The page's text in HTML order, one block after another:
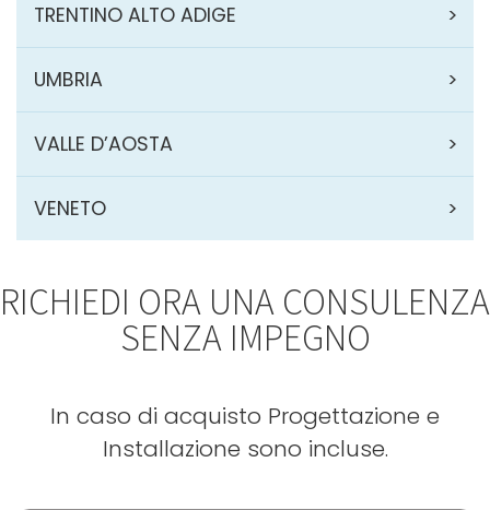
TRENTINO ALTO ADIGE
UMBRIA
VALLE D’AOSTA
VENETO
RICHIEDI ORA UNA CONSULENZA
SENZA IMPEGNO
In caso di acquisto Progettazione e
Installazione sono incluse.